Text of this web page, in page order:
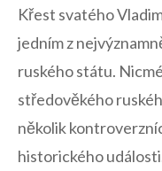
Křest svatého
jedním z
ruského ​státu.
středověkého
několik
historického